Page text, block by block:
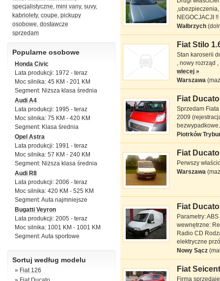
specjalistyczne mini vany, suvy,
kabriolety, coupe pickupy
osobowe dostawcze
sprzedam
Popularne osobowe
Honda Civic
Lata produkcji: 1972 - teraz
Moc silnika: 45 KM - 201 KM
Segment: Niższa klasa średnia
Audi A4
Lata produkcji: 1995 - teraz
Moc silnika: 75 KM - 420 KM
Segment: Klasa średnia
Opel Astra
Lata produkcji: 1991 - teraz
Moc silnika: 57 KM - 240 KM
Segment: Niższa klasa średnia
Audi R8
Lata produkcji: 2006 - teraz
Moc silnika: 420 KM - 525 KM
Segment: Auta najmniejsze
Bugatti Veyron
Lata produkcji: 2005 - teraz
Moc silnika: 1001 KM - 1001 KM
Segment: Auta sportowe
Sortuj według modelu
» Fiat 126
NEGOCJACJI !!
Wałbrzych
Fiat Stilo
Stan karoserii
, nowy rozrząd
wiecej »
Warszawa
Fiat Ducato
KONTENER 2.3 l
Fiat
Sprzedam
2009
Piotrków
Fiat Ducato
BLASZAK 2 l JTD
Fiat
Perwszy
Warszawa
Fiat Ducato 2.8 l Fiat
Parametry:
wewnętrzne:
Radio CD
elektryczne
Nowy Sącz
Fiat Seicento
Fiat
Firma